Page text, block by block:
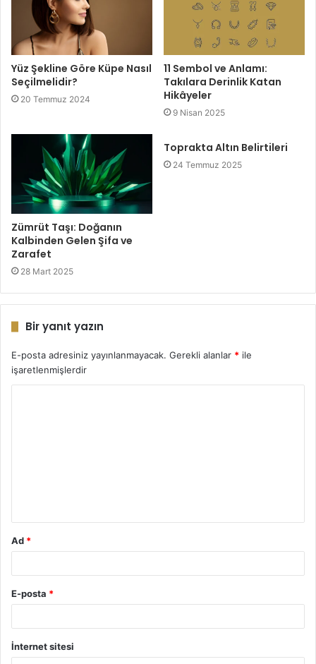
Yüz Şekline Göre Küpe Nasıl
Seçilmelidir?
20 Temmuz 2024
11 Sembol ve Anlamı:
Takılara Derinlik Katan
Hikâyeler
9 Nisan 2025
Zümrüt Taşı: Doğanın
Kalbinden Gelen Şifa ve
Zarafet
28 Mart 2025
Toprakta Altın Belirtileri
24 Temmuz 2025
Bir yanıt yazın
E-posta adresiniz yayınlanmayacak. Gerekli alanlar * ile
işaretlenmişlerdir
Ad *
E-posta *
İnternet sitesi